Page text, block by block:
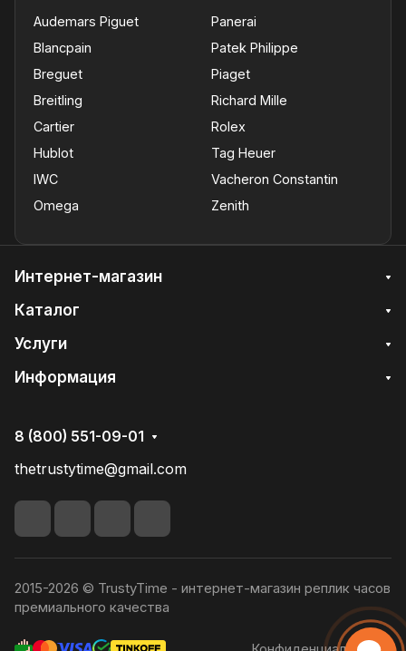
Audemars Piguet
Blancpain
Breguet
Breitling
Cartier
Hublot
IWC
Omega
Panerai
Patek Philippe
Piaget
Richard Mille
Rolex
Tag Heuer
Vacheron Constantin
Zenith
Интернет-магазин
Каталог
Услуги
Информация
8 (800) 551-09-01
thetrustytime@gmail.com
2015-2026 © TrustyTime - интернет-магазин реплик часов
премиального качества